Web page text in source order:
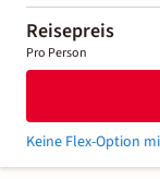
Reisepreis
Pro Person
Keine Flex-Option